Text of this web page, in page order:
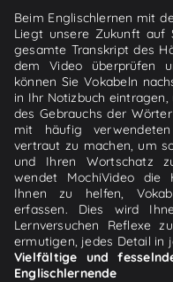
Beim Englischlernen mit
Liegt unsere Zukunft auf
gesamte Transkript des
dem Video überprüfen
können Sie Vokabeln
in Ihr Notizbuch
des Gebrauchs der
mit häufig
vertraut zu machen, um
und Ihren Wortschatz
wendet MochiVideo die
Ihnen zu helfen,
erfassen. Dies wird
Lernversuchen Reflexe
ermutigen, jedes Detail in
Vielfältige und
Englischlernende